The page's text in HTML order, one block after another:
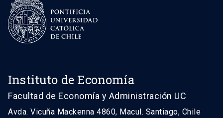
Instituto de Economía
Facultad de Economía y Administración UC
Avda. Vicuña Mackenna 4860, Macul. Santiago, Chile